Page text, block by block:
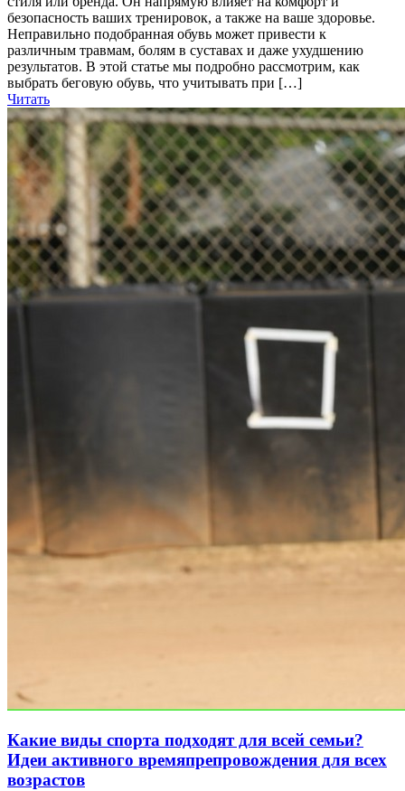
безопасность ваших тренировок, а также на ваше здоровье.
Неправильно подобранная обувь может привести к
различным травмам, болям в суставах и даже ухудшению
результатов. В этой статье мы подробно рассмотрим, как
выбрать беговую обувь, что учитывать при […]
Читать
Какие виды спорта подходят для всей семьи?
Идеи активного времяпрепровождения для всех
возрастов